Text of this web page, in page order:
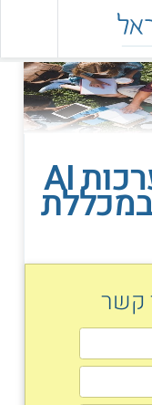
קורס מטמיע מערכות AI
קשר